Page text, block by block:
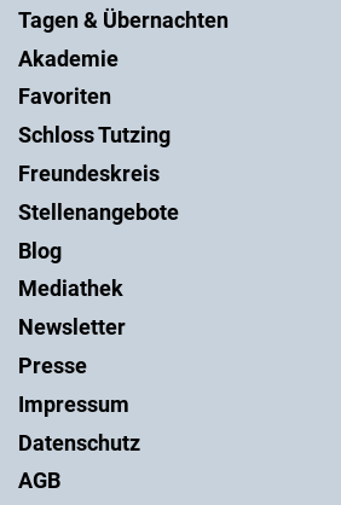
Tagen & Übernachten
Akademie
Favoriten
Schloss Tutzing
Freundeskreis
Stellenangebote
Blog
Mediathek
Newsletter
Presse
Impressum
Datenschutz
AGB